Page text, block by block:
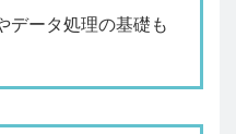
データ処理の基礎も